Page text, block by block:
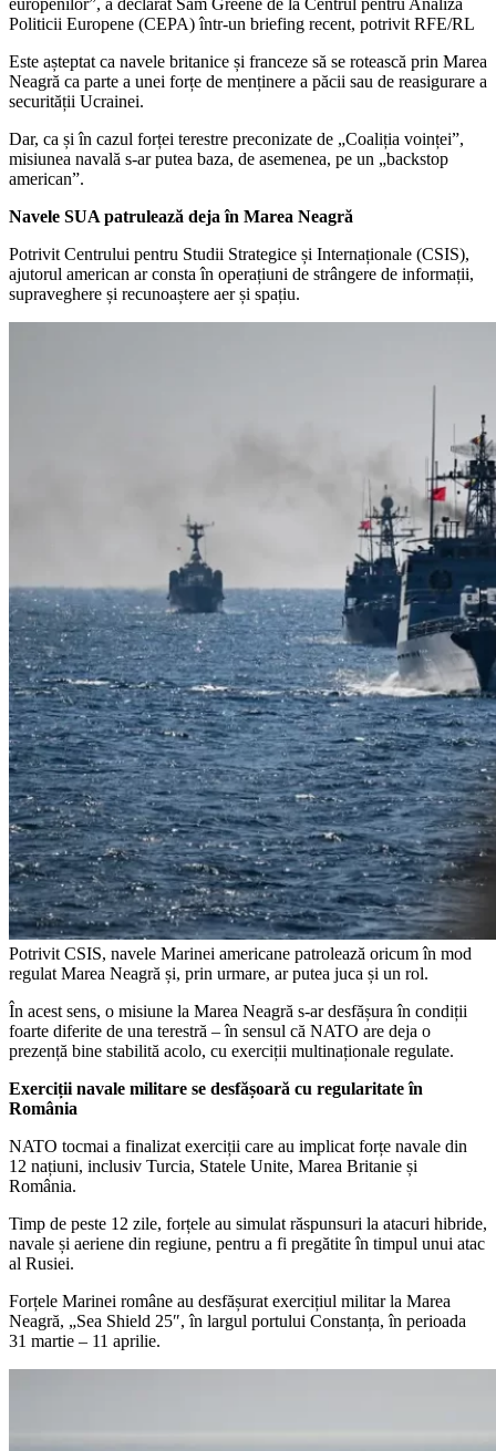
Politicii Europene (CEPA) într-un briefing recent, potrivit RFE/RL
Este așteptat ca navele britanice și franceze să se rotească prin Marea
Neagră ca parte a unei forțe de menținere a păcii sau de reasigurare a
securității Ucrainei.
Dar, ca și în cazul forței terestre preconizate de „Coaliția voinței”,
misiunea navală s-ar putea baza, de asemenea, pe un „backstop
american”.
Navele SUA patrulează deja în Marea Neagră
Potrivit Centrului pentru Studii Strategice și Internaționale (CSIS),
ajutorul american ar consta în operațiuni de strângere de informații,
supraveghere și recunoaștere aer și spațiu.
Potrivit CSIS, navele Marinei americane patrolează oricum în mod
regulat Marea Neagră și, prin urmare, ar putea juca și un rol.
În acest sens, o misiune la Marea Neagră s-ar desfășura în condiții
foarte diferite de una terestră – în sensul că NATO are deja o
prezență bine stabilită acolo, cu exerciții multinaționale regulate.
Exerciții navale militare se desfășoară cu regularitate în
România
NATO tocmai a finalizat exerciții care au implicat forțe navale din
12 națiuni, inclusiv Turcia, Statele Unite, Marea Britanie și
România.
Timp de peste 12 zile, forțele au simulat răspunsuri la atacuri hibride,
navale și aeriene din regiune, pentru a fi pregătite în timpul unui atac
al Rusiei.
Forțele Marinei române au desfășurat exercițiul militar la Marea
Neagră, „Sea Shield 25″, în largul portului Constanța, în perioada
31 martie – 11 aprilie.